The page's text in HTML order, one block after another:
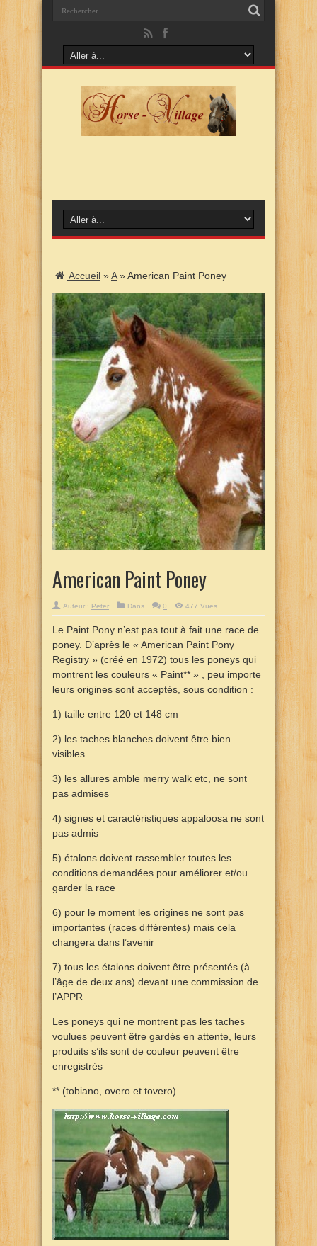
Accueil »A »American Paint Poney
American Paint Poney
Auteur : Peter Dans 0 477 Vues
Le Paint Pony n’est pas tout à fait une race de
poney. D’après le « American Paint Pony
Registry » (créé en 1972) tous les poneys qui
montrent les couleurs « Paint** » , peu importe
leurs origines sont acceptés, sous condition :
1) taille entre 120 et 148 cm
2) les taches blanches doivent être bien
visibles
3) les allures amble merry walk etc, ne sont
pas admises
4) signes et caractéristiques appaloosa ne sont
pas admis
5) étalons doivent rassembler toutes les
conditions demandées pour améliorer et/ou
garder la race
6) pour le moment les origines ne sont pas
importantes (races différentes) mais cela
changera dans l’avenir
7) tous les étalons doivent être présentés (à
l’âge de deux ans) devant une commission de
l’APPR
Les poneys qui ne montrent pas les taches
voulues peuvent être gardés en attente, leurs
produits s’ils sont de couleur peuvent être
enregistrés
** (tobiano, overo et tovero)